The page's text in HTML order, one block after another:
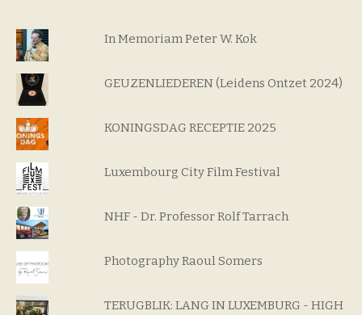
In Memoriam Peter W. Kok
GEUZENLIEDEREN (Leidens Ontzet 2024)
KONINGSDAG RECEPTIE 2025
Luxembourg City Film Festival
NHF - Dr. Professor Rolf Tarrach
Photography Raoul Somers
TERUGBLIK: LANG IN LUXEMBURG - HIGH